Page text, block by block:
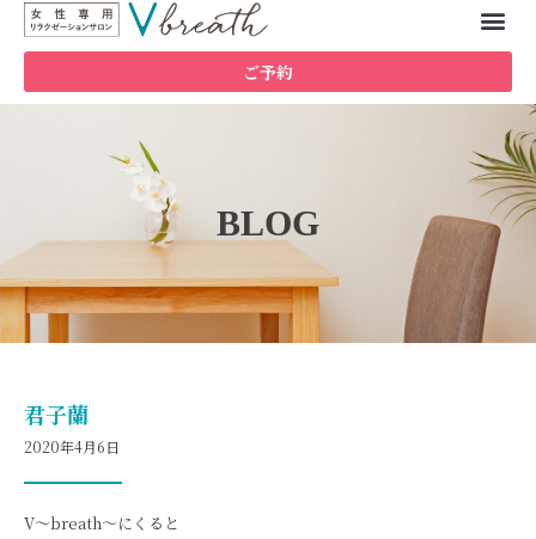
ご予約
BLOG
君子蘭
2020年4月6日
V～breath～にくると